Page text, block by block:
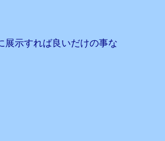
展示すれば良いだけの事な